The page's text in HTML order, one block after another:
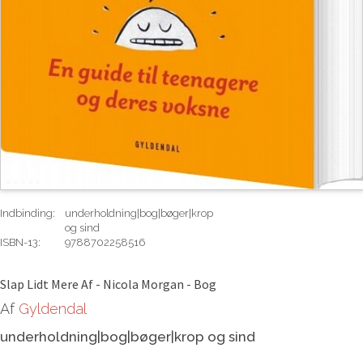
Indbinding:
underholdning|bog|bøger|krop
og sind
ISBN-13:
9788702258516
Slap Lidt Mere Af - Nicola Morgan - Bog
Af Gyldendal
underholdning|bog|bøger|krop og sind